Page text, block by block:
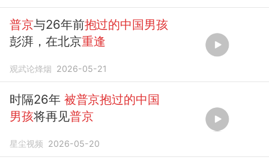
普京与26年前抱过的中国男孩
彭湃，在北京重逢
观武论烽烟 2026-05-21
时隔26年 被普京抱过的中国
男孩将再见普京
星尘视频 2026-05-20